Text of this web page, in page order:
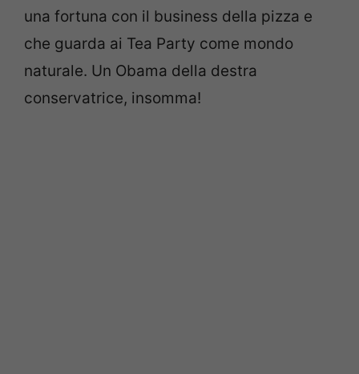
una fortuna con il business della pizza e
che guarda ai Tea Party come mondo
naturale. Un Obama della destra
conservatrice, insomma!